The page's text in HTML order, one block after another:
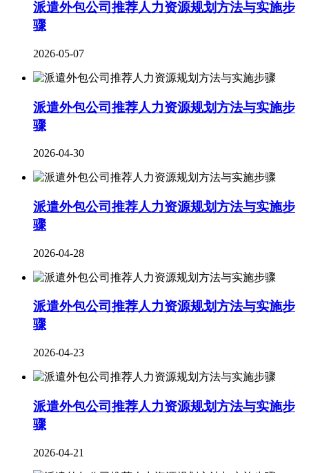
派遣外包公司推荐人力资源规划方法与实施步
骤
2026-05-07
派遣外包公司推荐人力资源规划方法与实施步
骤
2026-04-30
派遣外包公司推荐人力资源规划方法与实施步
骤
2026-04-28
派遣外包公司推荐人力资源规划方法与实施步
骤
2026-04-23
派遣外包公司推荐人力资源规划方法与实施步
骤
2026-04-21